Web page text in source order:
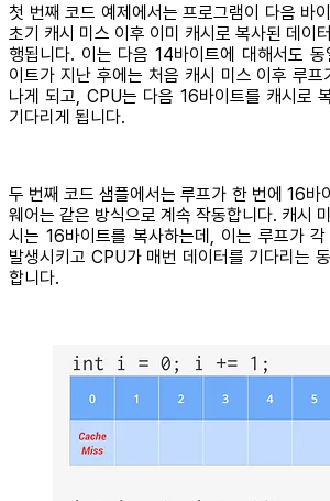
첫 번째 코드 예제에서는 프로그램이 다음 바
초기 캐시 미스 이후 이미 캐시로 복사된 데이
행됩니다. 이는 다음 14바이트에 대해서도
이트가 지난 후에는 처음 캐시 미스 이후 루
나게 되고, CPU는 다음 16바이트를 캐시로
기다리게 됩니다.
두 번째 코드 샘플에서는 루프가 한 번에 16바
웨어는 같은 방식으로 계속 작동합니다. 캐시
시는 16바이트를 복사하는데, 이는 루프가
발생시키고 CPU가 매번 데이터를 기다리는
합니다.